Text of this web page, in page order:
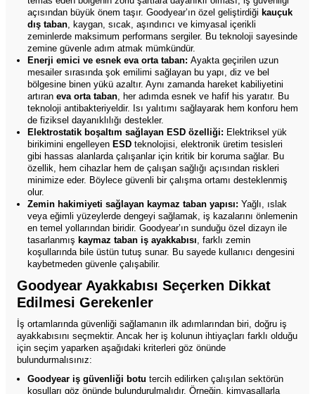
açısından büyük önem taşır. Goodyear’ın özel geliştirdiği kauçuk
dış taban, kaygan, sıcak, aşındırıcı ve kimyasal içerikli
zeminlerde maksimum performans sergiler. Bu teknoloji sayesinde
zemine güvenle adım atmak mümkündür.
Enerji emici ve esnek eva orta taban: Ayakta geçirilen uzun
mesailer sırasında şok emilimi sağlayan bu yapı, diz ve bel
bölgesine binen yükü azaltır. Aynı zamanda hareket kabiliyetini
artıran eva orta taban, her adımda esnek ve hafif his yaratır. Bu
teknoloji antibakteriyeldir. Isı yalıtımı sağlayarak hem konforu hem
de fiziksel dayanıklılığı destekler.
Elektrostatik boşaltım sağlayan ESD özelliği: Elektriksel yük
birikimini engelleyen ESD teknolojisi, elektronik üretim tesisleri
gibi hassas alanlarda çalışanlar için kritik bir koruma sağlar. Bu
özellik, hem cihazlar hem de çalışan sağlığı açısından riskleri
minimize eder. Böylece güvenli bir çalışma ortamı desteklenmiş
olur.
Zemin hakimiyeti sağlayan kaymaz taban yapısı: Yağlı, ıslak
veya eğimli yüzeylerde dengeyi sağlamak, iş kazalarını önlemenin
en temel yollarından biridir. Goodyear’ın sunduğu özel dizayn ile
tasarlanmış kaymaz taban iş ayakkabısı, farklı zemin
koşullarında bile üstün tutuş sunar. Bu sayede kullanıcı dengesini
kaybetmeden güvenle çalışabilir.
Goodyear Ayakkabısı Seçerken Dikkat
Edilmesi Gerekenler
İş ortamlarında güvenliği sağlamanın ilk adımlarından biri, doğru iş
ayakkabısını seçmektir. Ancak her iş kolunun ihtiyaçları farklı olduğu
için seçim yaparken aşağıdaki kriterleri göz önünde
bulundurmalısınız:
Goodyear iş güvenliği botu tercih edilirken çalışılan sektörün
koşulları göz önünde bulundurulmalıdır. Örneğin, kimyasallarla